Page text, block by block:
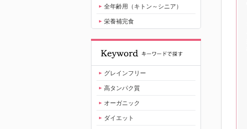
全年齢用（キトン～シニア）
栄養補完食
グレインフリー
高タンパク質
オーガニック
ダイエット